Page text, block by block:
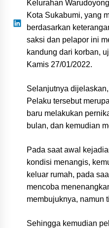
Kelurahan
Kota Sukabumi, yang
berdasarkan
saksi dan pelapor ini
kandung dari korban,
Kamis 27/01/2022.
Selanjutnya
Pelaku tersebut
baru melakukan
bulan, dan kemudian
Pada saat awal
kondisi menangis,
keluar rumah, pada
mencoba
membujuknya, namun
Sehingga kemudian